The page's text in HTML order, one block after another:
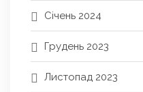
Січень 2024
Грудень 2023
Листопад 2023